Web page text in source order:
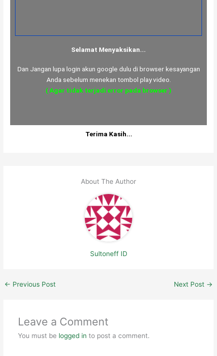
Selamat Menyaksikan...
Dan Jangan lupa login akun google dulu di browser kesayangan
Anda sebelum menekan tombol play video.
( Agar tidak terjadi error pada browser )
Terima Kasih...
About The Author
Sultoneff ID
← Previous Post Next Post →
Leave a Comment
You must be logged in to post a comment.